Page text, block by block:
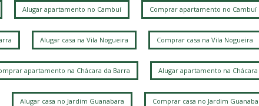
Alugar apartamento no Cambuí Comprar apartamento no Cambuí
Alugar casa na Vila Nogueira Comprar casa na Vila Nogueira
apartamento na Chácara da Barra Alugar apartamento na Chácara
Alugar casa no Jardim Guanabara Comprar casa no Jardim